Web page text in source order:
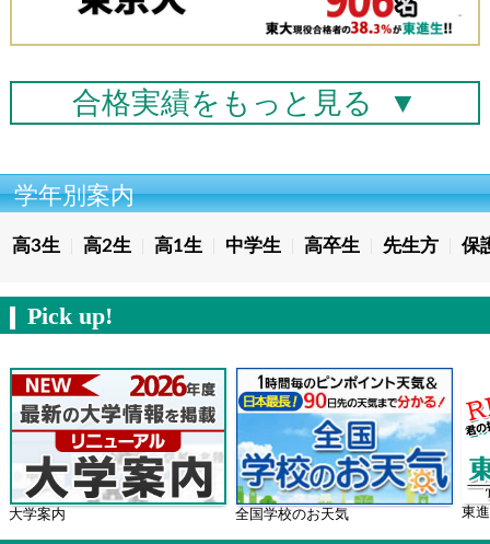
合格実績を もっと見る ▼